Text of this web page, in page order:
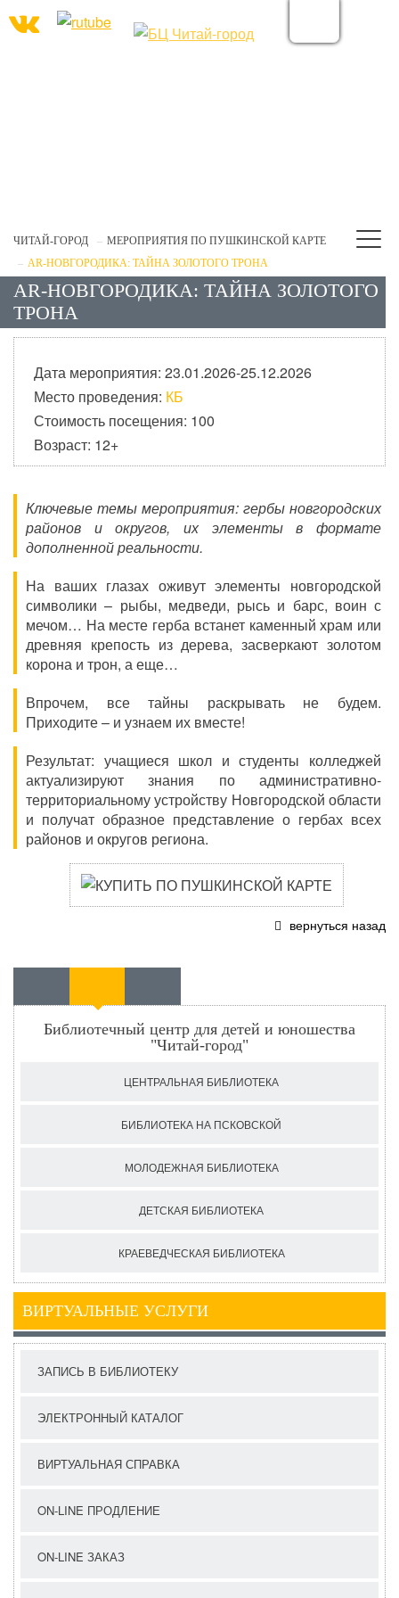
ЧИТАЙ-ГОРОД
МЕРОПРИЯТИЯ ПО ПУШКИНСКОЙ КАРТЕ
AR-НОВГОРОДИКА: ТАЙНА ЗОЛОТОГО ТРОНА
AR-НОВГОРОДИКА: ТАЙНА ЗОЛОТОГО
ТРОНА
Дата мероприятия: 23.01.2026-25.12.2026
Место проведения: КБ
Стоимость посещения: 100
Возраст: 12+
Ключевые темы мероприятия: гербы новгородских
районов и округов, их элементы в формате
дополненной реальности.
На ваших глазах оживут элементы новгородской
символики – рыбы, медведи, рысь и барс, воин с
мечом… На месте герба встанет каменный храм или
древняя крепость из дерева, засверкают золотом
корона и трон, а еще…
Впрочем, все тайны раскрывать не будем.
Приходите – и узнаем их вместе!
Результат: учащиеся школ и студенты колледжей
актуализируют знания по административно-
территориальному устройству Новгородской области
и получат образное представление о гербах всех
районов и округов региона.
вернуться назад
Библиотечный центр для детей и юношества
"Читай-город"
ЦЕНТРАЛЬНАЯ БИБЛИОТЕКА
БИБЛИОТЕКА НА ПСКОВСКОЙ
МОЛОДЕЖНАЯ БИБЛИОТЕКА
ДЕТСКАЯ БИБЛИОТЕКА
КРАЕВЕДЧЕСКАЯ БИБЛИОТЕКА
ВИРТУАЛЬНЫЕ УСЛУГИ
ЗАПИСЬ В БИБЛИОТЕКУ
ЭЛЕКТРОННЫЙ КАТАЛОГ
ВИРТУАЛЬНАЯ СПРАВКА
ON-LINE ПРОДЛЕНИЕ
ON-LINE ЗАКАЗ